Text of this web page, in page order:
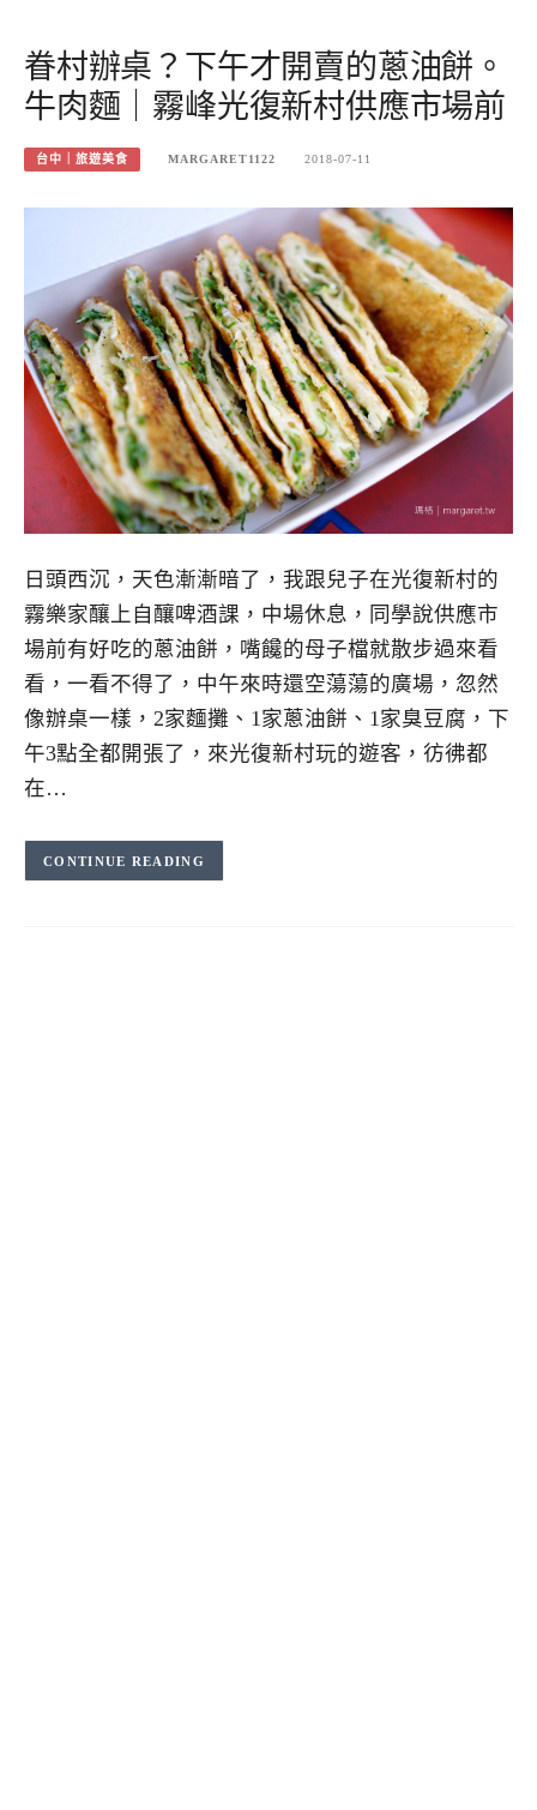
眷村辦桌？下午才開賣的蔥油餅。
牛肉麵｜霧峰光復新村供應市場前
台中｜旅遊美食 MARGARET1122 2018-07-11
日頭西沉，天色漸漸暗了，我跟兒子在光復新村的
霧樂家釀上自釀啤酒課，中場休息，同學說供應市
場前有好吃的蔥油餅，嘴饞的母子檔就散步過來看
看，一看不得了，中午來時還空蕩蕩的廣場，忽然
像辦桌一樣，2家麵攤、1家蔥油餅、1家臭豆腐，下
午3點全都開張了，來光復新村玩的遊客，彷彿都
在…
CONTINUE READING